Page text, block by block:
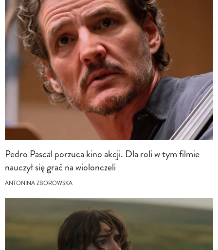
Pedro Pascal porzuca kino akcji. Dla roli w tym filmie
nauczył się grać na wiolonczeli
ANTONINA ZBOROWSKA